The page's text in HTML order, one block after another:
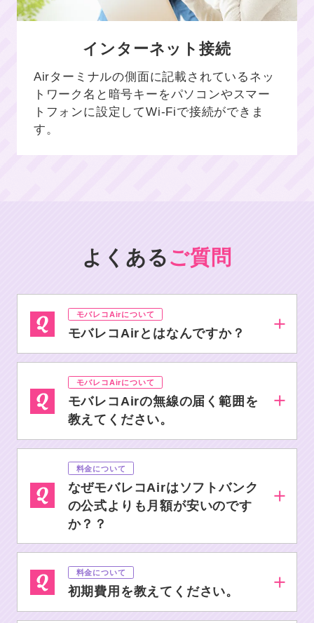
インターネット接続
Airターミナルの側面に記載されているネッ
トワーク名と暗号キーをパソコンやスマー
トフォンに設定してWi-Fiで接続ができま
す。
よくあるご質問
モバレコAirについて
モバレコAirとはなんですか？
モバレコAirについて
モバレコAirの無線の届く範囲を
教えてください。
料金について
なぜモバレコAirはソフトバンク
の公式よりも月額が安いのです
か？？
料金について
初期費用を教えてください。